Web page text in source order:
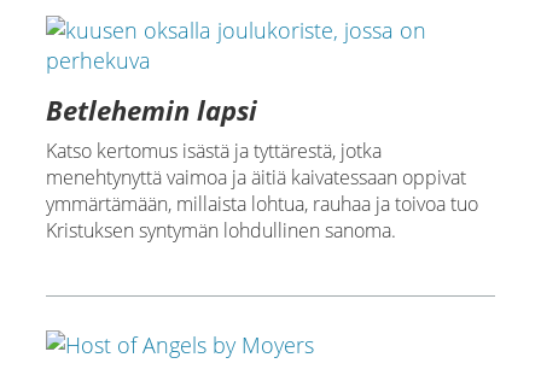
Betlehemin lapsi
Katso kertomus isästä ja tyttärestä, jotka
menehtynyttä vaimoa ja äitiä kaivatessaan oppivat
ymmärtämään, millaista lohtua, rauhaa ja toivoa tuo
Kristuksen syntymän lohdullinen sanoma.